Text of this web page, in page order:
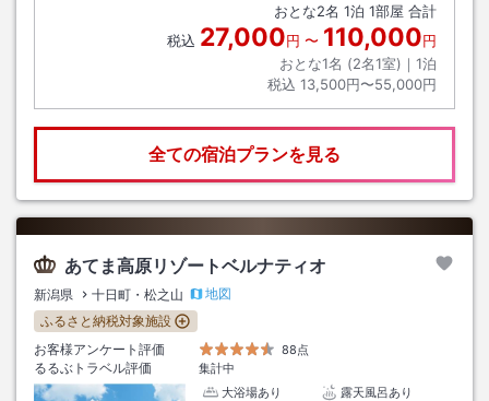
おとな2名 1泊 1部屋 合計
税込 27,000円 〜 110,000円
おとな1名 (2名1室)｜ 1泊
税込 13,500円〜55,000円
全ての宿泊プランを見る
あてま高原リゾートベルナティオ
新潟県 十日町・松之山
地図
ふるさと納税対象施設
お客様アンケート評価
88点
るるぶトラベル評価
集計中
大浴場あり
露天風呂あり